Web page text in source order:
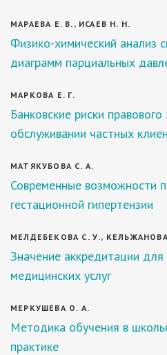
МАРАЕВА Е. В., ИСАЕВ Н. Н.
Физико-химический анализ
диаграмм парциальных
МАРКОВА Е. Г.
Банковские риски
обслуживании частных
МАТЯКУБОВА С. А.
Современные возможности
гестационной гипертензии
МЕЛДЕБЕКОВА С. У.,
Значение аккредитации для
медицинских услуг
МЕРКУШЕВА О. А.
Методика обучения в
практике